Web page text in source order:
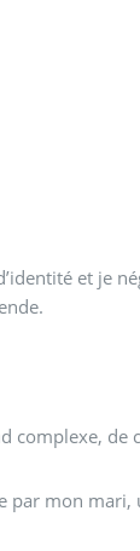
et je
complexe, de
par mon